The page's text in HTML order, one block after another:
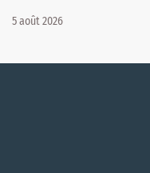
5 août 2026